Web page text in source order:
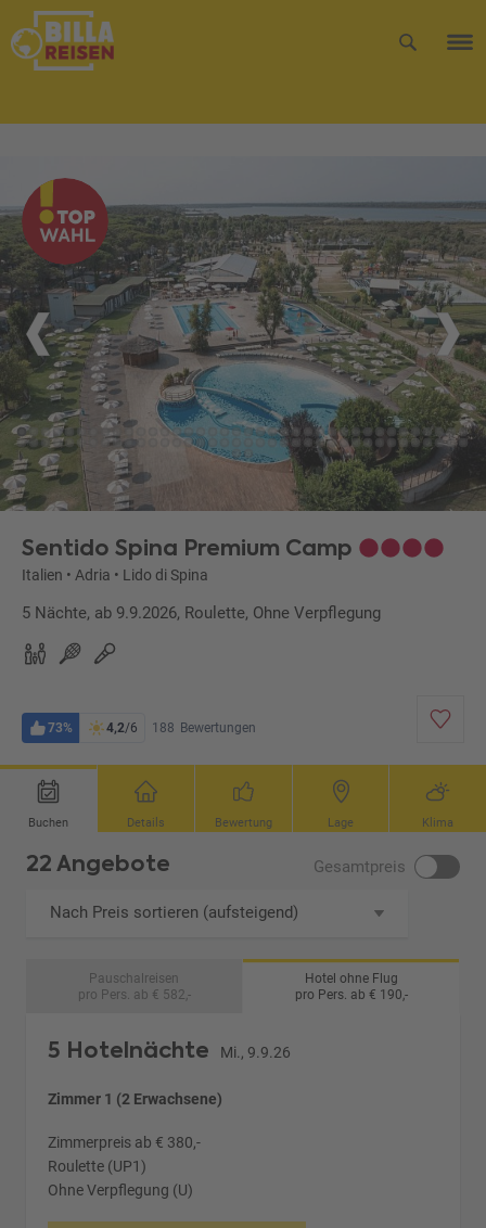
Sentido Spina Premium Camp
Italien • Adria • Lido di Spina
5 Nächte, ab 9.9.2026, Roulette, Ohne Verpflegung
73% 4,2/6 188 Bewertungen
Buchen Details Bewertung Lage Klima
22 Angebote Gesamtpreis
Nach Preis sortieren (aufsteigend)
Pauschalreisen
pro Pers. ab € 582,-
Hotel ohne Flug
pro Pers. ab € 190,-
5 Hotelnächte Mi., 9.9.26
Zimmer 1 (2 Erwachsene)
Zimmerpreis ab € 380,-
Roulette (UP1)
Ohne Verpflegung (U)